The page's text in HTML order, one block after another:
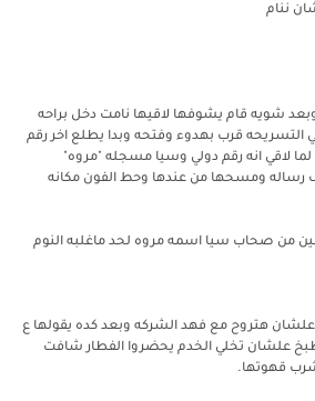
ننام
شويه قام يشوفها لاقيها نامت دخل براحه
التسريحه قرب بهدوء وفتحه وبدا يطلع اخر رقم
لاقي انه رقم دولي وسيا مسجله "مروه"
رساله ومسحها من عندها وحط الفون مكانه
من صحاب سيا اسمه مروه لحد ماغلبه النوم
هتروح مع فهد الشركه وبعد كده يقولها ع
علشان تخلي الخدم يحضروا الفطار شافت
قهوتها.